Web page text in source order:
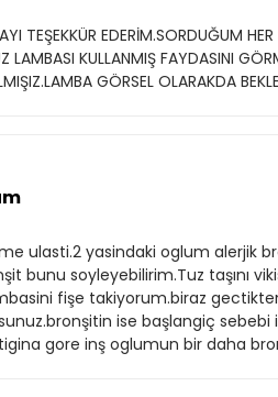
TEŞEKKÜR EDERİM.SORDUĞUM
KULLANMIŞ FAYDASINI
GÖRSEL OLARAKDA
ulasti.2 yasindaki oglum alerjik
bunu soyleyebilirim.Tuz taşını
fişe takiyorum.biraz
ise başlangiç
gore inş oglumun bir daha